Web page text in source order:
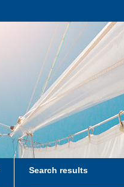
Search results